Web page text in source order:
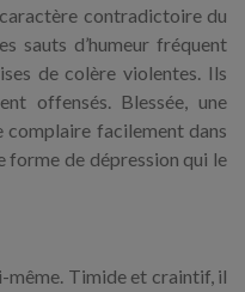
contradictoire du
sauts d’humeur fréquent
de colère violentes. Ils
offensés. Blessée, une
complaire facilement dans
forme de dépression qui le
même. Timide et craintif, il